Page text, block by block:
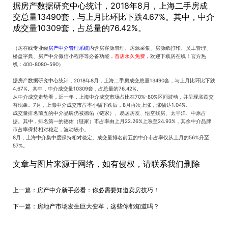
据房产数据研究中心统计，2018年8月，上海二手房成
交总量13490套，与上月比环比下跌4.67%。其中，中介
成交量10309套，占总量的76.42%。
（房在线专业级房产中介管理系统内含房客源管理、房源采集、房源纸打印、员工管理、
楼盘字典、房产中介微信小程序等必备功能， 首店永久免费 ，欢迎下载房在线！官方热
线：400-8080-590）
据房产数据研究中心统计，2018年8月，上海二手房成交总量13490套，与上月比环比下跌
4.67%。其中，中介成交量10309套，占总量的76.42%。
从中介成交走势看，近一年，上海中介成交市场占比在70%-80%区间波动，并呈现涨跌交
替现象。7月，上海中介成交市占率小幅下跌后，8月再次上涨，涨幅达1.04%。
成交量排名前五的中介品牌仍被德佑（链家）、易居房友、悟空找房、太平洋、中原占
据。其中，排名第一的德佑（链家）市占率由上月22.26%上涨至24.93%，其余中介品牌
市占率保持相对稳定，波动较小。
8月，上海中介集中度保持相对稳定。成交量排名前五的中介市占率仅从上月的56%升至
57%。
文章与图片来源于网络，如有侵权，请联系我们删除
上一篇： 房产中介新手必看：你必需要知道卖房技巧！
下一篇： 房地产市场发生巨大变革，这些你都知道吗？